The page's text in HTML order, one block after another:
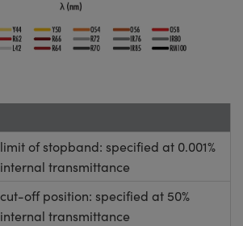
limit of stopband: specified at 0.001%
internal transmittance
cut-off position: specified at 50%
internal transmittance